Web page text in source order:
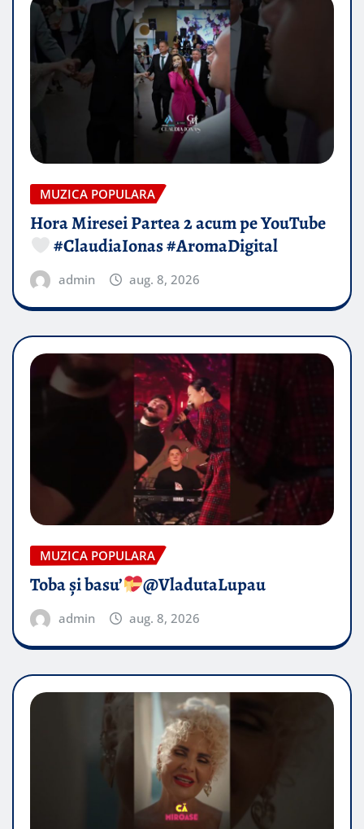
MUZICA POPULARA
Hora Miresei Partea 2 acum pe YouTube
#ClaudiaIonas #AromaDigital
admin aug. 8, 2026
MUZICA POPULARA
Toba și basu’ @VladutaLupau
admin aug. 8, 2026